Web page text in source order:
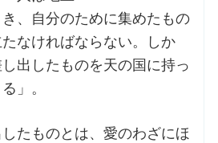
、自分のために集めたもの
なければならない。しか
出したものを天の国に持っ
」。
たものとは、愛のわざにほ